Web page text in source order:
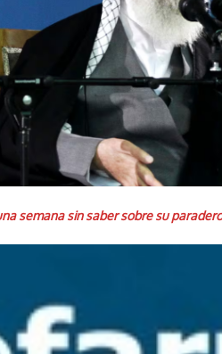
semana sin saber sobre su